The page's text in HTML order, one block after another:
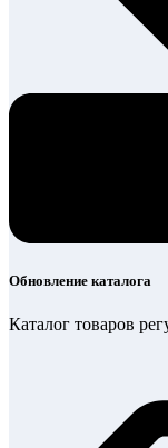
Обновление каталога
Каталог товаров